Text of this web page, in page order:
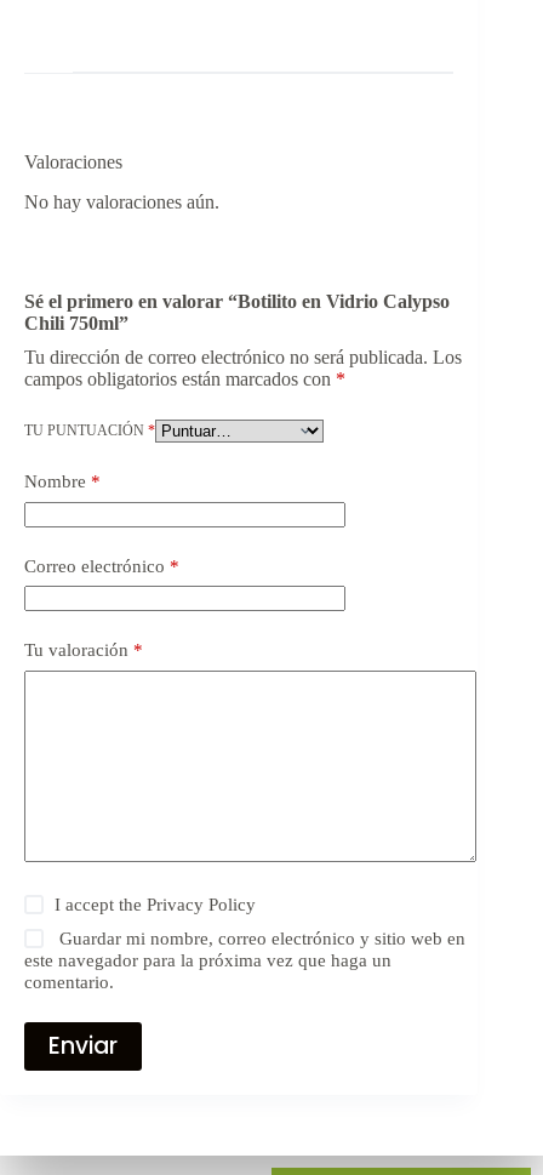
Valoraciones
No hay valoraciones aún.
Sé el primero en valorar “Botilito en Vidrio Calypso
Chili 750ml”
Tu dirección de correo electrónico no será publicada. Los
campos obligatorios están marcados con *
TU PUNTUACIÓN *
Nombre *
Correo electrónico *
Tu valoración *
I accept thePrivacy Policy
Guardar mi nombre, correo electrónico y sitio web en
este navegador para la próxima vez que haga un
comentario.
Enviar